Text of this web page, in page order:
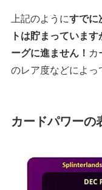
上記のようにすでに
トは貯まっていま
ーグに進ません！ カ
のレア度などによっ
カードパワーの